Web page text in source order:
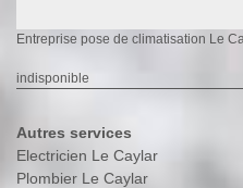
Entreprise pose de climatisation Le
indisponible
Autres services
Electricien Le Caylar
Plombier Le Caylar